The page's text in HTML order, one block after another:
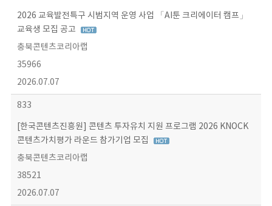
2026 교육발전특구 시범지역 운영 사업 「AI툰 크리에이터 캠프」
교육생 모집 공고
충북콘텐츠코리아랩
35966
2026.07.07
833
[한국콘텐츠진흥원] 콘텐츠 투자유치 지원 프로그램 2026 KNOCK
콘텐츠가치평가 라운드 참가기업 모집
충북콘텐츠코리아랩
38521
2026.07.07